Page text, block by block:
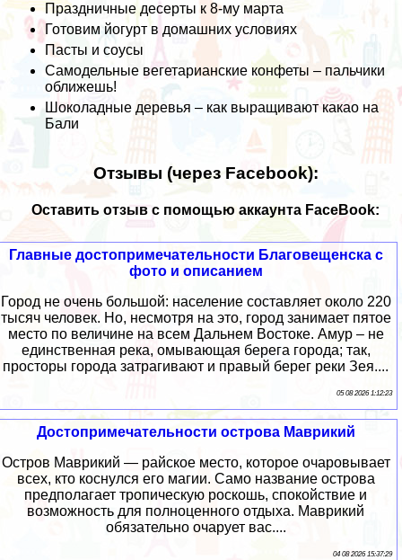
Праздничные десерты к 8-му марта
Готовим йогурт в домашних условиях
Пасты и соусы
Самодельные вегетарианские конфеты – пальчики
оближешь!
Шоколадные деревья – как выращивают какао на
Бали
Отзывы (через Facebook):
Оставить отзыв с помощью аккаунта FaceBook:
Главные достопримечательности Благовещенска с
фото и описанием
Город не очень большой: население составляет около 220
тысяч человек. Но, несмотря на это, город занимает пятое
место по величине на всем Дальнем Востоке. Амур – не
единственная река, омывающая берега города; так,
просторы города затрагивают и правый берег реки Зея....
05 08 2026 1:12:23
Достопримечательности острова Маврикий
Остров Маврикий — райское место, которое очаровывает
всех, кто коснулся его магии. Само название острова
предполагает тропическую роскошь, спокойствие и
возможность для полноценного отдыха. Маврикий
обязательно очарует вас....
04 08 2026 15:37:29